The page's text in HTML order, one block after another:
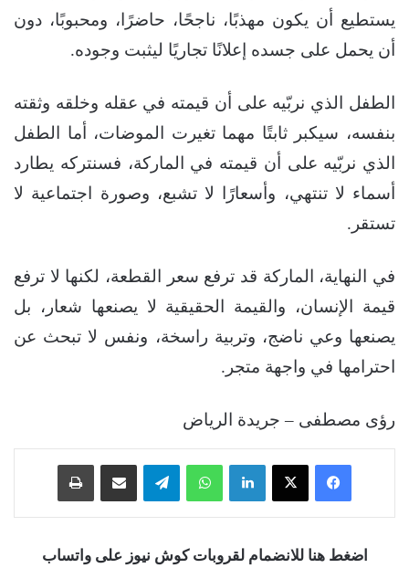
يستطيع أن يكون مهذبًا، ناجحًا، حاضرًا، ومحبوبًا، دون
أن يحمل على جسده إعلانًا تجاريًا ليثبت وجوده.
الطفل الذي نربّيه على أن قيمته في عقله وخلقه وثقته
بنفسه، سيكبر ثابتًا مهما تغيرت الموضات، أما الطفل
الذي نربّيه على أن قيمته في الماركة، فسنتركه يطارد
أسماء لا تنتهي، وأسعارًا لا تشبع، وصورة اجتماعية لا
تستقر.
في النهاية، الماركة قد ترفع سعر القطعة، لكنها لا ترفع
قيمة الإنسان، والقيمة الحقيقية لا يصنعها شعار، بل
يصنعها وعي ناضج، وتربية راسخة، ونفس لا تبحث عن
احترامها في واجهة متجر.
رؤى مصطفى – جريدة الرياض
فيسبوك ‫X لينكدإن واتساب تيلقرام
اضغط هنا للانضمام لقروبات كوش نيوز على واتساب